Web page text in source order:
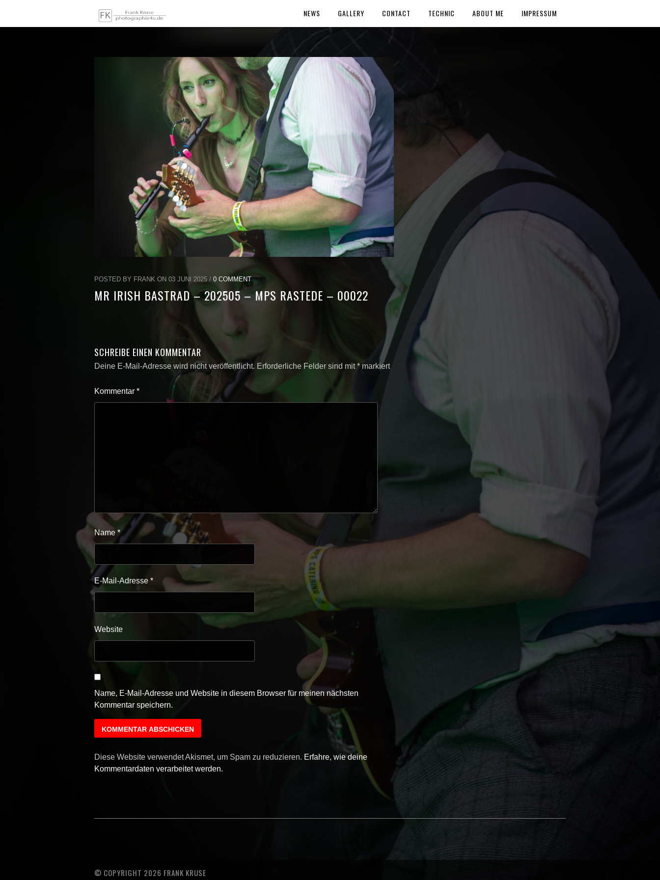
NEWS GALLERY CONTACT TECHNIC ABOUT ME IMPRESSUM
POSTED BY FRANK ON 03 JUNI 2025 / 0 COMMENT
MR IRISH BASTRAD – 202505 – MPS RASTEDE – 00022
SCHREIBE EINEN KOMMENTAR
Deine E-Mail-Adresse wird nicht veröffentlicht. Erforderliche Felder sind mit* markiert
Kommentar *
Name *
E-Mail-Adresse *
Website
Name, E-Mail-Adresse und Website in diesem Browser für meinen nächsten
Kommentar speichern.
Diese Website verwendet Akismet, um Spam zu reduzieren. Erfahre, wie deine
Kommentardaten verarbeitet werden.
© COPYRIGHT 2026 FRANK KRUSE